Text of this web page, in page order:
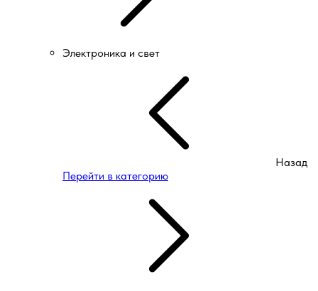
Электроника и свет
Назад
Перейти в категорию